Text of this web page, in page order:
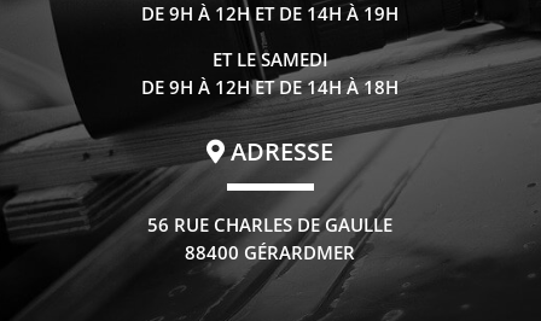
DE 9H À 12H ET DE 14H À 19H
ET LE SAMEDI
DE 9H À 12H ET DE 14H À 18H
ADRESSE
56 RUE CHARLES DE GAULLE
88400 GÉRARDMER